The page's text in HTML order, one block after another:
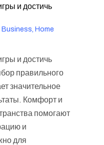
и достичь
Business, Home
и достичь
правильного
значительное
Комфорт и
помогают
и
для